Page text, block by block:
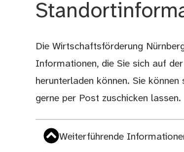
Beschreibung
Die Wirtschaftsförderung
Informationen, die Sie sich auf
herunterladen können. Sie
gerne per Post zuschicken lassen.
Weiterführende